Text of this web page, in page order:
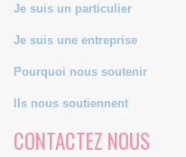
Je suis un particulier
Je suis une entreprise
Pourquoi nous soutenir
Ils nous soutiennent
CONTACTEZ NOUS